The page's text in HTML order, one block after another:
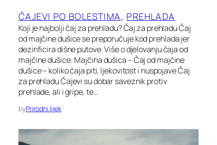
ČAJEVI PO BOLESTIMA, PREHLADA
Koji je najbolji čaj za prehladu? Čaj za prehladu Čaj
od majčine dušice se preporučuje kod prehlada jer
dezinficira dišne putove. Više o djelovanju čaja od
majčine dušice: Majčina dušica – Čaj od majčine
dušice – koliko čaja piti, ljekovitost i nuspojave Čaj
za prehladu Čajevi su dobar saveznik protiv
prehlade, ali i gripe, te…
byPrirodni lijek